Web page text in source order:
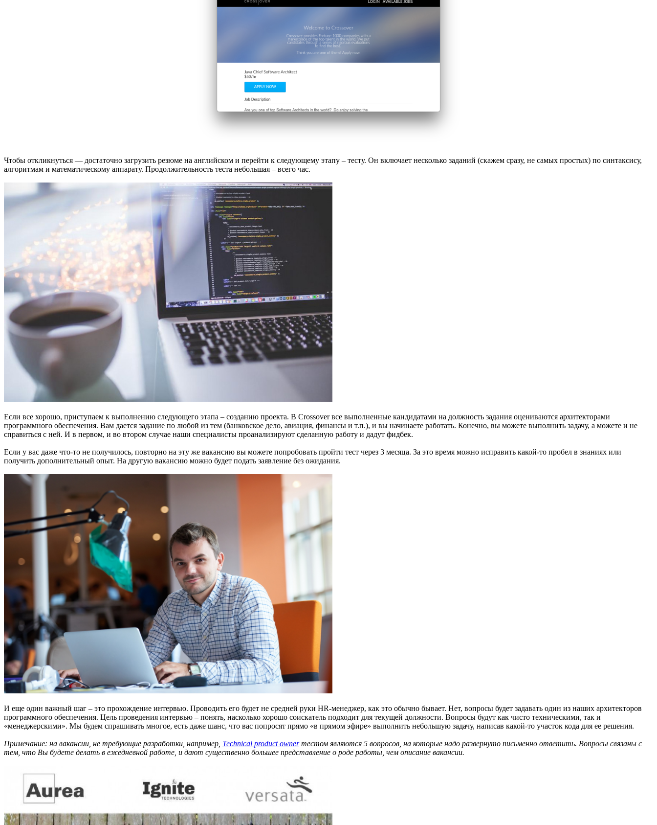
Чтобы откликнуться — достаточно загрузить резюме на английском и перейти к следующему этапу – тесту. Он включает несколько заданий (скажем сразу, не самых простых) по синтаксису,
алгоритмам и математическому аппарату. Продолжительность теста небольшая – всего час.
Если все хорошо, приступаем к выполнению следующего этапа – созданию проекта. В Crossover все выполненные кандидатами на должность задания оцениваются архитекторами
программного обеспечения. Вам дается задание по любой из тем (банковское дело, авиация, финансы и т.п.), и вы начинаете работать. Конечно, вы можете выполнить задачу, а можете и не
справиться с ней. И в первом, и во втором случае наши специалисты проанализируют сделанную работу и дадут фидбек.
Если у вас даже что-то не получилось, повторно на эту же вакансию вы можете попробовать пройти тест через 3 месяца. За это время можно исправить какой-то пробел в знаниях или
получить дополнительный опыт. На другую вакансию можно будет подать заявление без ожидания.
И еще один важный шаг – это прохождение интервью. Проводить его будет не средней руки HR-менеджер, как это обычно бывает. Нет, вопросы будет задавать один из наших архитекторов
программного обеспечения. Цель проведения интервью – понять, насколько хорошо соискатель подходит для текущей должности. Вопросы будут как чисто техническими, так и
«менеджерскими». Мы будем спрашивать многое, есть даже шанс, что вас попросят прямо «в прямом эфире» выполнить небольшую задачу, написав какой-то участок кода для ее решения.
Примечание: на вакансии, не требующие разработки, например, Technical product ownerтестом являются 5 вопросов, на которые надо развернуто письменно ответить. Вопросы связаны с
тем, что Вы будете делать в ежедневной работе, и дают существенно большее представление о роде работы, чем описание вакансии.